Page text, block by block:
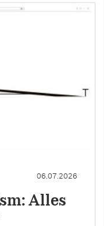
06.07.2026
Alles